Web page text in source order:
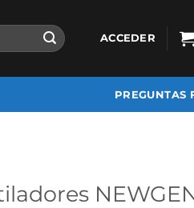
ACCEDER
PREGUNTAS